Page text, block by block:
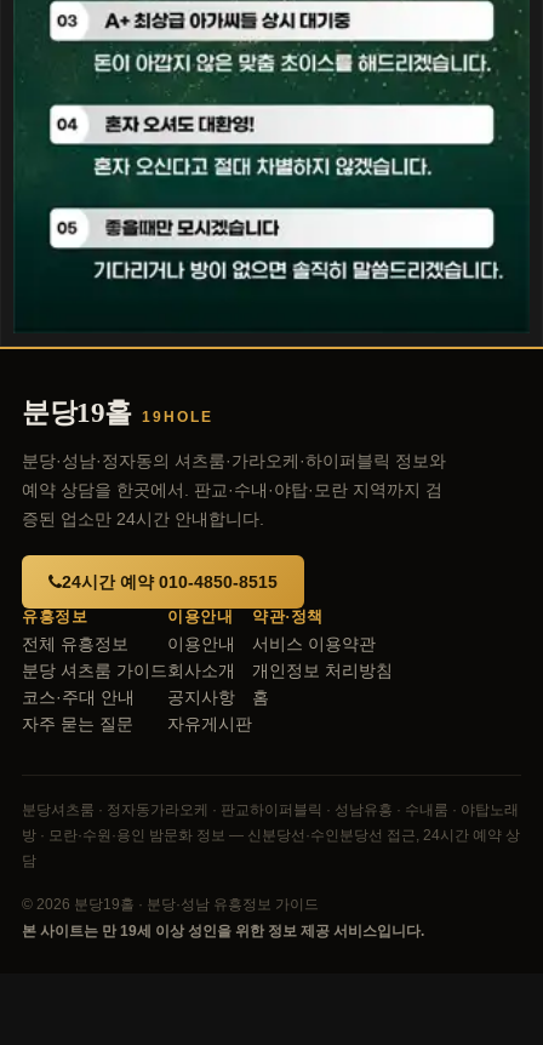
분당19홀 19HOLE
분당·성남·정자동의 셔츠룸·가라오케·하이퍼블릭 정보와
예약 상담을 한곳에서. 판교·수내·야탑·모란 지역까지 검
증된 업소만 24시간 안내합니다.
24시간 예약 010-4850-8515
유흥정보
전체 유흥정보
분당 셔츠룸 가이드
코스·주대 안내
자주 묻는 질문
이용안내
이용안내
회사소개
공지사항
자유게시판
약관·정책
서비스 이용약관
개인정보 처리방침
홈
분당셔츠룸 · 정자동가라오케 · 판교하이퍼블릭 · 성남유흥 · 수내룸 · 야탑노래
방 · 모란·수원·용인 밤문화 정보 — 신분당선·수인분당선 접근, 24시간 예약 상
담
© 2026 분당19홀 · 분당·성남 유흥정보 가이드
본 사이트는 만 19세 이상 성인을 위한 정보 제공 서비스입니다.